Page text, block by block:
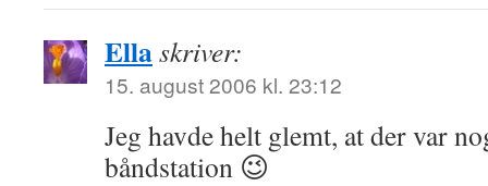
Ellaskriver:
15. august 2006 kl. 23:12
Jeg havde helt glemt, at der var
båndstation 😉